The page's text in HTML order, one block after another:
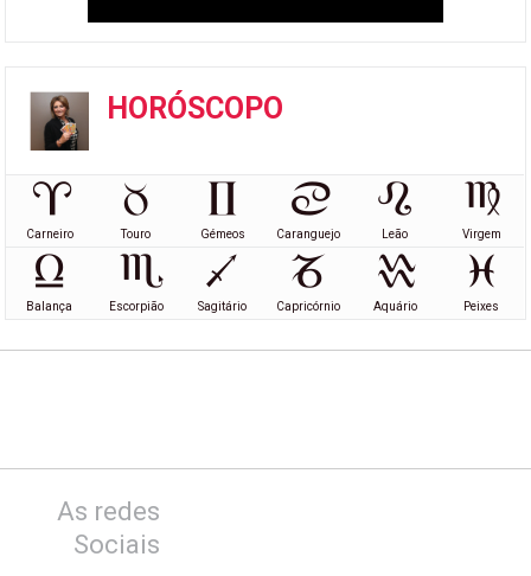
HORÓSCOPO
Carneiro Touro Gémeos Caranguejo Leão Virgem
Balança Escorpião Sagitário Capricórnio Aquário Peixes
As redes
Sociais